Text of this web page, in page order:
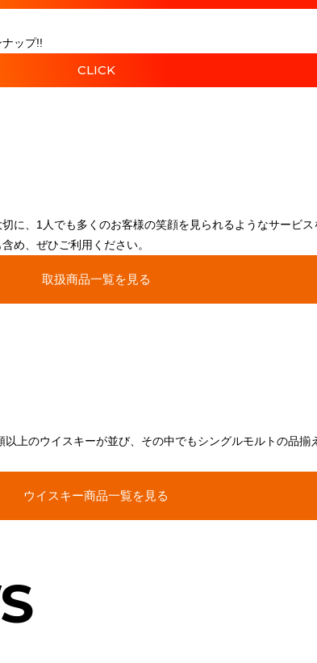
ップ!!
CLICK
に、1人でも多くのお客様の笑顔を見られるようなサービ
め、ぜひご利用ください。
取扱商品一覧を見る
上のウイスキーが並び、その中でもシングルモルトの品
ウイスキー商品一覧を見る